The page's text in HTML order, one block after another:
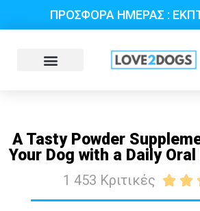
ΠΡΟΣΦΟΡΑ ΗΜΕΡΑΣ :
A Tasty Powder
Your Dog with a Daily
1 453 Κριτικές  